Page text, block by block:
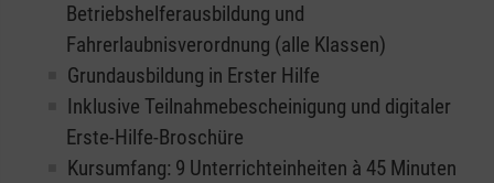
Betriebshelferausbildung und
Fahrerlaubnisverordnung (alle Klassen)
Grundausbildung in Erster Hilfe
Inklusive Teilnahmebescheinigung und digitaler
Erste-Hilfe-Broschüre
Kursumfang: 9 Unterrichteinheiten à 45 Minuten